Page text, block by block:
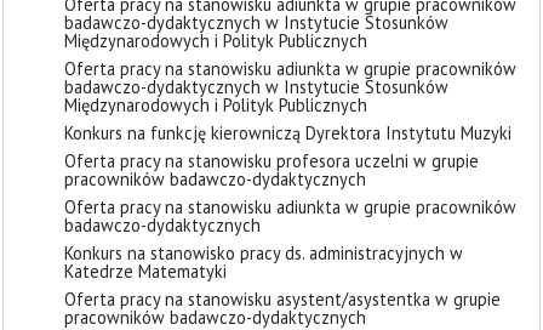
badawczo-dydaktycznych w Instytucie Stosunków
Międzynarodowych i Polityk Publicznych
Oferta pracy na stanowisku adiunkta w grupie pracowników
badawczo-dydaktycznych w Instytucie Stosunków
Międzynarodowych i Polityk Publicznych
Konkurs na funkcję kierowniczą Dyrektora Instytutu Muzyki
Oferta pracy na stanowisku profesora uczelni w grupie
pracowników badawczo-dydaktycznych
Oferta pracy na stanowisku adiunkta w grupie pracowników
badawczo-dydaktycznych
Konkurs na stanowisko pracy ds. administracyjnych w
Katedrze Matematyki
Oferta pracy na stanowisku asystent/asystentka w grupie
pracowników badawczo-dydaktycznych